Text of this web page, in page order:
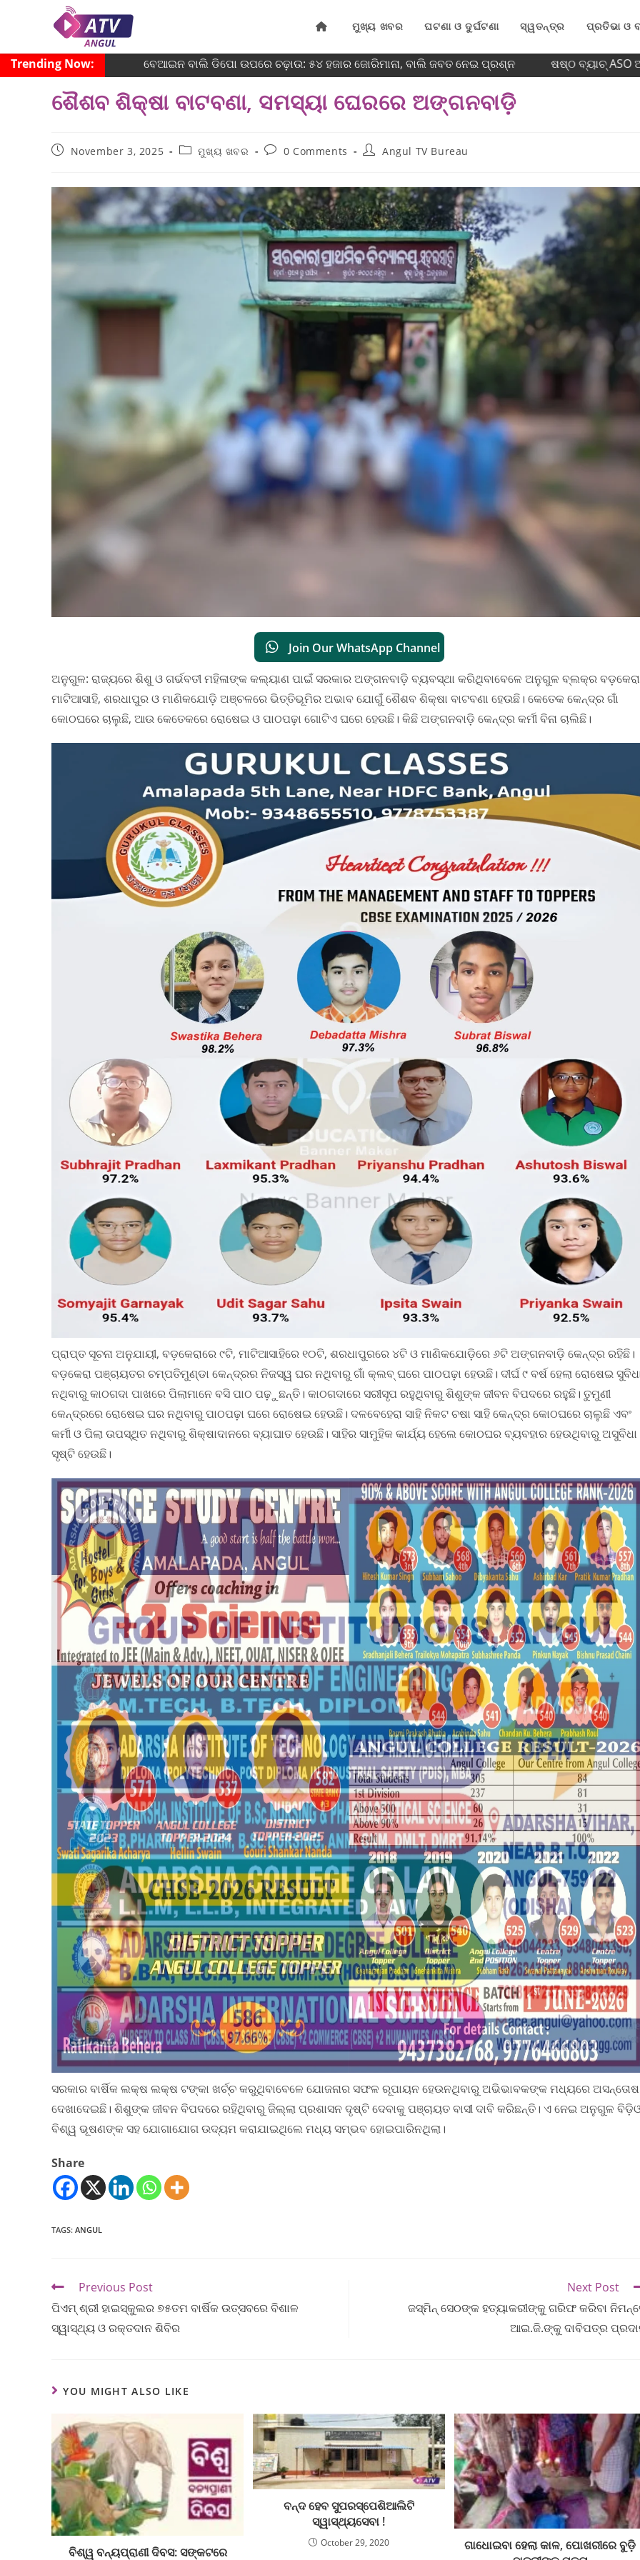
ମୁଖ୍ୟ ଖବର ଘଟଣା ଓ ଦୁର୍ଘଟଣା ସ୍ୱତନ୍ତ୍ର ପ୍ରତିଭା ଓ
Trending Now: ବେଆଇନ ବାଲି ଡିପୋ ଉପରେ ଚଢ଼ାଉ: ୫୪ ହଜାର ଜୋରିମାନା, ବାଲି ଜବତ ନେଇ ପ୍ରଶ୍ନ ଷଷ୍ଠ ବ୍ୟାଚ୍‌ ASO
ଶୈଶବ ଶିକ୍ଷା ବାଟବଣା, ସମସ୍ୟା ଘେରରେ ଅଙ୍ଗନବାଡ଼ି
November 3, 2025 ମୁଖ୍ୟ ଖବର 0 Comments Angul TV Bureau
Join Our WhatsApp Channel
ଅନୁଗୁଳ: ରାଜ୍ୟରେ ଶିଶୁ ଓ ଗର୍ଭବତୀ ମହିଳାଙ୍କ କଲ୍ୟାଣ ପାଇଁ ସରକାର ଅଙ୍ଗନବାଡ଼ି ବ୍ୟବସ୍ଥା କରିଥିବାବେଳେ ଅନୁଗୁଳ ବ୍ଲକ୍‌ର
ମାଟିଆସାହି, ଶରଧାପୁର ଓ ମାଣିକଯୋଡ଼ି ଅଞ୍ଚଳରେ ଭିତ୍ତିଭୂମିର ଅଭାବ ଯୋଗୁଁ ଶୈଶବ ଶିକ୍ଷା ବାଟବଣା ହେଉଛି। କେତେକ କେନ୍ଦ୍ର ଗାଁ
କୋଠଘରେ ଚାଲୁଛି, ଆଉ କେତେକରେ ରୋଷେଇ ଓ ପାଠପଢ଼ା ଗୋଟିଏ ଘରେ ହେଉଛି। କିଛି ଅଙ୍ଗନବାଡ଼ି କେନ୍ଦ୍ର କର୍ମୀ ବିନା ଚାଲିଛି।
ପ୍ରାପ୍ତ ସୂଚନା ଅନୁଯାୟୀ, ବଡ଼କେରାରେ ୯ଟି, ମାଟିଆସାହିରେ ୧୦ଟି, ଶରଧାପୁରରେ ୪ଟି ଓ ମାଣିକଯୋଡ଼ିରେ ୬ଟି ଅଙ୍ଗନବାଡ଼ି କେନ୍ଦ୍ର ରହିଛି।
ବଡ଼କେରା ପଞ୍ଚାୟତର ଚମ୍ପତିମୁଣ୍ଡା କେନ୍ଦ୍ରର ନିଜସ୍ୱ ଘର ନଥିବାରୁ ଗାଁ କ୍ଲବ୍ ଘରେ ପାଠପଢ଼ା ହେଉଛି। ଦୀର୍ଘ ୯ ବର୍ଷ ହେଲା ରୋଷେଇ
ନଥିବାରୁ କାଠଗଦା ପାଖରେ ପିଲାମାନେ ବସି ପାଠ ପଢ଼ୁଛନ୍ତି। କାଠଗଦାରେ ସରୀସୃପ ରହୁଥିବାରୁ ଶିଶୁଙ୍କ ଜୀବନ ବିପଦରେ ରହୁଛି। ତୁମୁଣୀ
କେନ୍ଦ୍ରରେ ରୋଷେଇ ଘର ନଥିବାରୁ ପାଠପଢ଼ା ଘରେ ରୋଷେଇ ହେଉଛି। ଦଳବେହେରା ସାହି ନିକଟ ଚଷା ସାହି କେନ୍ଦ୍ର କୋଠଘରେ ଚାଲୁଛି ଏବଂ
କର୍ମୀ ଓ ପିଲା ଉପସ୍ଥିତ ନଥିବାରୁ ଶିକ୍ଷାଦାନରେ ବ୍ୟାଘାତ ହେଉଛି। ସାହିର ସାମୁହିକ କାର୍ଯ୍ୟ ହେଲେ କୋଠଘର ବ୍ୟବହାର ହେଉଥିବାରୁ ଅସୁବିଧା
ସୃଷ୍ଟି ହେଉଛି।
ସରକାର ବାର୍ଷିକ ଲକ୍ଷ ଲକ୍ଷ ଟଙ୍କା ଖର୍ଚ୍ଚ କରୁଥିବାବେଳେ ଯୋଜନାର ସଫଳ ରୂପାୟନ ହେଉନଥିବାରୁ ଅଭିଭାବକଙ୍କ ମଧ୍ୟରେ ଅସନ୍ତୋଷ
ଦେଖାଦେଇଛି। ଶିଶୁଙ୍କ ଜୀବନ ବିପଦରେ ରହିଥିବାରୁ ଜିଲ୍ଲା ପ୍ରଶାସନ ଦୃଷ୍ଟି ଦେବାକୁ ପଞ୍ଚାୟତ ବାସୀ ଦାବି କରିଛନ୍ତି। ଏ ନେଇ ଅନୁଗୁଳ
ବିଶ୍ୱ ଭୂଷଣଙ୍କ ସହ ଯୋଗାଯୋଗ ଉଦ୍ୟମ କରାଯାଇଥିଲେ ମଧ୍ୟ ସମ୍ଭବ ହୋଇପାରିନଥିଲା।
Share
TAGS: ANGUL
Previous Post
ପିଏମ୍ ଶ୍ରୀ ହାଇସ୍କୁଲର ୭୫ତମ ବାର୍ଷିକ ଉତ୍ସବରେ ବିଶାଳ
ସ୍ୱାସ୍ଥ୍ୟ ଓ ରକ୍ତଦାନ ଶିବିର
Next Post
ଜସ୍ମିନ୍ ସେଠଙ୍କ ହତ୍ୟାକରୀଙ୍କୁ ଗରିଫ କରିବା
ଆଇ.ଜି.ଙ୍କୁ ଦାବିପତ୍ର
YOU MIGHT ALSO LIKE
ବିଶ୍ୱ ବନ୍ୟପ୍ରାଣୀ ଦିବସ: ସଙ୍କଟରେ
ବନ୍ଦ ହେବ ସୁପରସ୍ପେଶିଆଲିଟି
ସ୍ୱାସ୍ଥ୍ୟସେବା !
October 29, 2020
ଗାଧୋଇବା ହେଲା କାଳ, ପୋଖରୀରେ ବୁଡ଼ି